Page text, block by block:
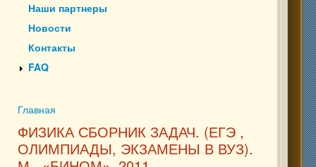
Наши партнеры
Новости
Контакты
FAQ
Вы здесь
Главная
ФИЗИКА СБОРНИК ЗАДАЧ. (ЕГЭ ,
ОЛИМПИАДЫ, ЭКЗАМЕНЫ В ВУЗ).